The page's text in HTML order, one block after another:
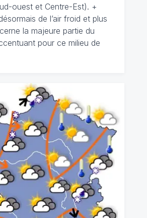
ouest et Centre-Est). +
de l’air froid et plus
la majeure partie du
pour ce milieu de